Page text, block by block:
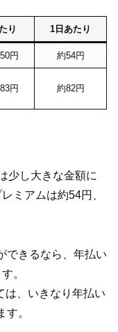
り 1日あたり
円 約54円
円 約82円
少し大きな金額に
ミアムは約54円、
できるなら、年払い
。
は、いきなり年払い
。